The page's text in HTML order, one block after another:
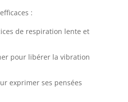
:
de respiration lente et
pour libérer la vibration
exprimer ses pensées